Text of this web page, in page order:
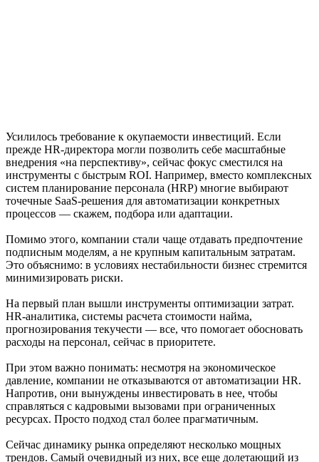
Усилилось требование к окупаемости инвестиций. Если
прежде HR-директора могли позволить себе масштабные
внедрения «на перспективу», сейчас фокус сместился на
инструменты с быстрым ROI. Например, вместо комплексных
систем планирование персонала (HRP) многие выбирают
точечные SaaS-решения для автоматизации конкретных
процессов — скажем, подбора или адаптации.
Помимо этого, компании стали чаще отдавать предпочтение
подписным моделям, а не крупным капитальным затратам.
Это объяснимо: в условиях нестабильности бизнес стремится
минимизировать риски.
На первый план вышли инструменты оптимизации затрат.
HR-аналитика, системы расчета стоимости найма,
прогнозирования текучести — все, что помогает обосновать
расходы на персонал, сейчас в приоритете.
При этом важно понимать: несмотря на экономическое
давление, компании не отказываются от автоматизации HR.
Напротив, они вынуждены инвестировать в нее, чтобы
справляться с кадровыми вызовами при ограниченных
ресурсах. Просто подход стал более прагматичным.
Сейчас динамику рынка определяют несколько мощных
трендов. Самый очевидный из них, все еще долетающий из